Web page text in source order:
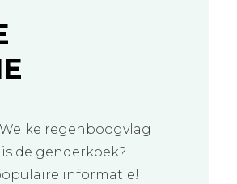
regenboogvlag
de genderkoek?
informatie!